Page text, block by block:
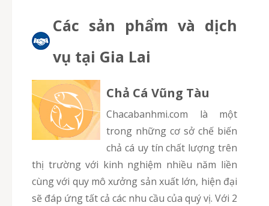
Các sản phẩm và dịch
vụ tại Gia Lai
Chả Cá Vũng Tàu
chacabanhmi.com là một
trong những cơ sở chế biến
chả cá uy tín chất lượng trên
thị trường với kinh nghiệm nhiều năm liền
cùng với quy mô xưởng sản xuất lớn, hiện đại
sẽ đáp ứng tất cả các nhu cầu của quý vị. Với 2